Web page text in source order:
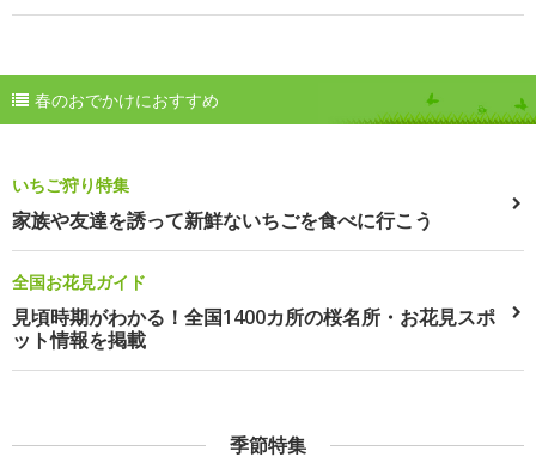
春のおでかけにおすすめ
いちご狩り特集
家族や友達を誘って新鮮ないちごを食べに行こう
全国お花見ガイド
見頃時期がわかる！全国1400カ所の桜名所・お花見スポ
ット情報を掲載
季節特集